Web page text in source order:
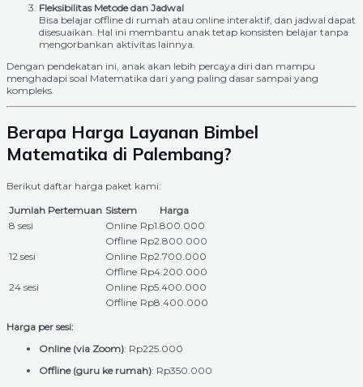
Fleksibilitas Metode dan Jadwal
Bisa belajar offline di rumah atau online interaktif, dan jadwal dapat
disesuaikan. Hal ini membantu anak tetap konsisten belajar tanpa
mengorbankan aktivitas lainnya.
Dengan pendekatan ini, anak akan lebih percaya diri dan mampu
menghadapi soal Matematika dari yang paling dasar sampai yang
kompleks.
Berapa Harga Layanan Bimbel
Matematika di Palembang?
Berikut daftar harga paket kami:
Jumlah Pertemuan Sistem
Harga
8 sesi
Online Rp1.800.000
Offline Rp2.800.000
12 sesi
Online Rp2.700.000
Offline Rp4.200.000
24 sesi
Online Rp5.400.000
Offline Rp8.400.000
Harga per sesi:
Online (via Zoom): Rp225.000
Offline (guru ke rumah): Rp350.000